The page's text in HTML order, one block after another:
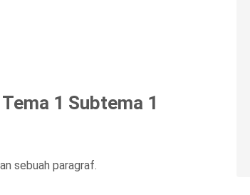
1 Subtema 1
sebuah paragraf.